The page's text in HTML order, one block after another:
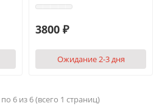
3800 ₽
Ожидание 2-3 дня
6 из 6 (всего 1 страниц)